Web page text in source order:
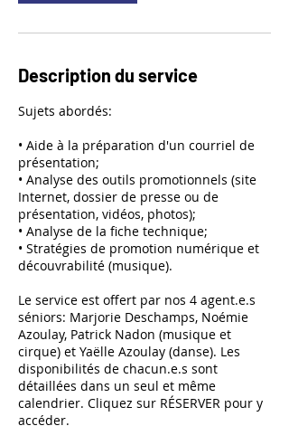
Description du service
Sujets abordés:
• Aide à la préparation d'un courriel de
présentation;
• Analyse des outils promotionnels (site
Internet, dossier de presse ou de
présentation, vidéos, photos);
• Analyse de la fiche technique;
• Stratégies de promotion numérique et
découvrabilité (musique).
Le service est offert par nos 4 agent.e.s
séniors: Marjorie Deschamps, Noémie
Azoulay, Patrick Nadon (musique et
cirque) et Yaëlle Azoulay (danse). Les
disponibilités de chacun.e.s sont
détaillées dans un seul et même
calendrier. Cliquez sur RÉSERVER pour y
accéder.